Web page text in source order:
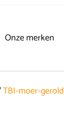
Onze merken
TBI-moer-gerold